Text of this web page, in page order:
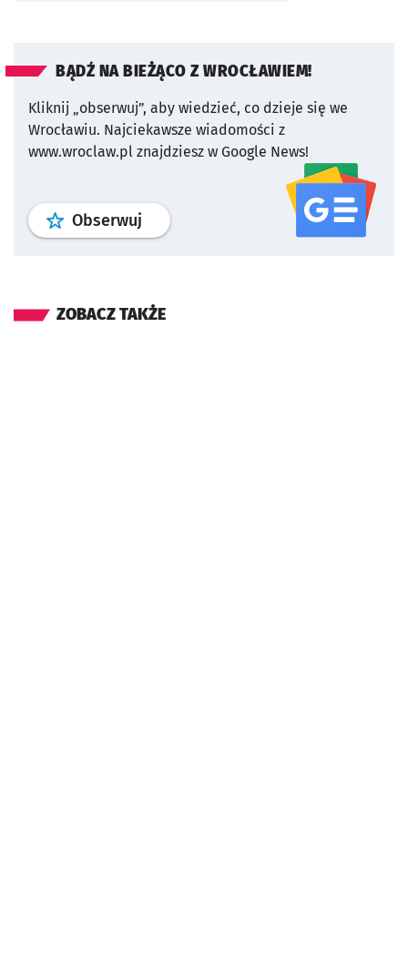
BĄDŹ NA BIEŻĄCO Z WROCŁAWIEM!
Kliknij „obserwuj”, aby wiedzieć, co dzieje się we
Wrocławiu. Najciekawsze wiadomości z
www.wroclaw.pl znajdziesz w Google News!
Obserwuj profil serwisu
ZOBACZ TAKŻE